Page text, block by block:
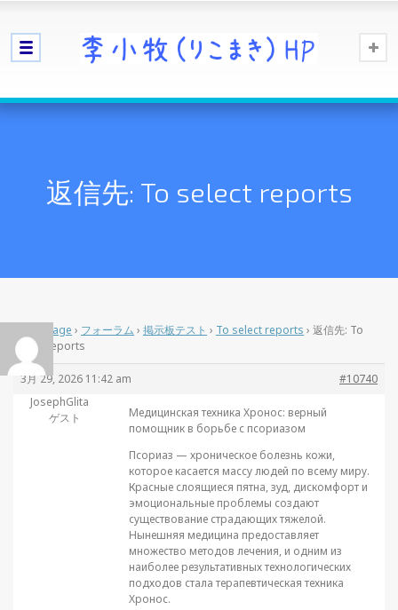
返信先: To select reports
Home Page › フォーラム › 掲示板テスト › To select reports › 返信先: To
select reports
3月 29, 2026 11:42 am
#10740
JosephGlita
ゲスト
Медицинская техника Хронос: верный
помощник в борьбе с псориазом
Псориаз — хроническое болезнь кожи,
которое касается массу людей по всему миру.
Красные слоящиеся пятна, зуд, дискомфорт и
эмоциональные проблемы создают
существование страдающих тяжелой.
Нынешняя медицина предоставляет
множество методов лечения, и одним из
наиболее результативных технологических
подходов стала терапевтическая техника
Хронос.